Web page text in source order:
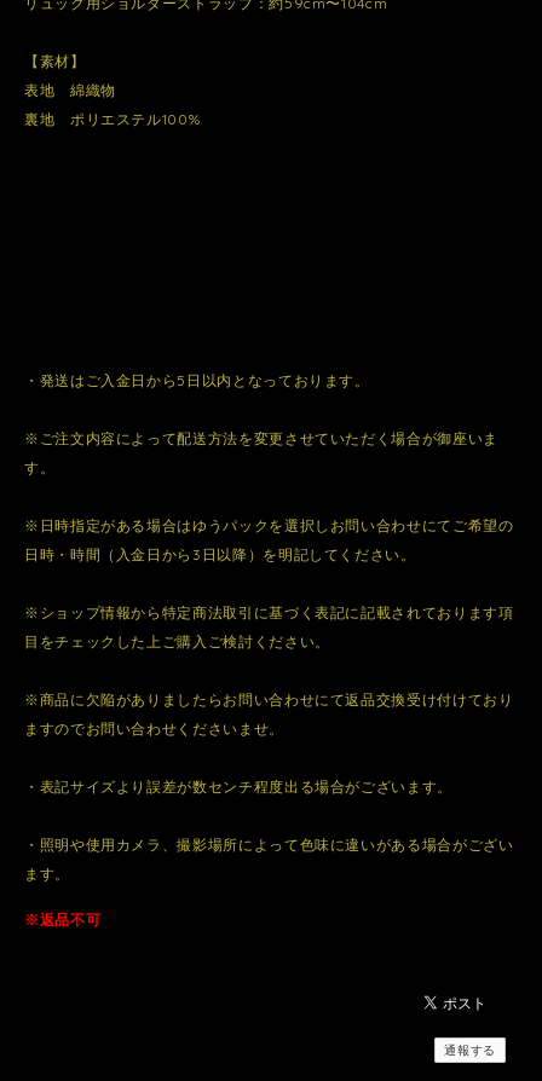
【素材】
表地 綿織物
裏地 ポリエステル100%
・発送はご入金日から5日以内となっております。
※ご注文内容によって配送方法を変更させていただく場合が御座いま
す。
※日時指定がある場合はゆうパックを選択しお問い合わせにてご希望の
日時・時間（入金日から3日以降）を明記してください。
※ショップ情報から特定商法取引に基づく表記に記載されております項
目をチェックした上ご購入ご検討ください。
※商品に欠陥がありましたらお問い合わせにて返品交換受け付けており
ますのでお問い合わせくださいませ。
・表記サイズより誤差が数センチ程度出る場合がございます。
・照明や使用カメラ、撮影場所によって色味に違いがある場合がござい
ます。
※返品不可
通報する